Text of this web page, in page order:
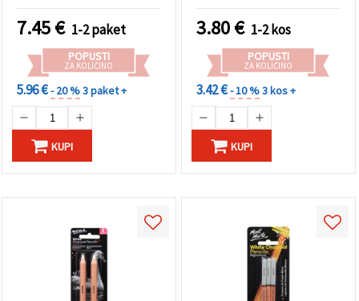
7.45€ 1-2 paket
POPUSTI
ZA KOLIČINO
5.96 €- 20 %3 paket +
KUPI
3.80€ 1-2 kos
POPUSTI
ZA KOLIČINO
3.42 €- 10 %3 kos +
KUPI